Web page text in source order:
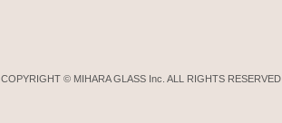
COPYRIGHT © MIHARA GLASS Inc. ALL RIGHTS RESERVED